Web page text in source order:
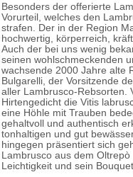
Besonders der offerierte
Vorurteil, welches den
strafen. Der in der Region
hochwertig, körperreich,
Auch der bei uns wenig
seinen wohlschmeckenden
wachsende 2000 Jahre alte
Bulgarelli, der Vorsitzende
aller Lambrusco-Rebsorten.
Hirtengedicht die Vitis
eine Höhle mit Trauben
gehaltvoll und authentisch
tonhaltigen und gut
hingegen präsentiert sich
Lambrusco aus dem
Leichtigkeit und sein